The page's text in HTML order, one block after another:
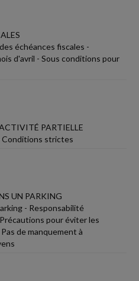
échéances fiscales -
d'avril - Sous conditions pour
PARTIELLE
strictes
UN PARKING
- Responsabilité
pour éviter les
de manquement à